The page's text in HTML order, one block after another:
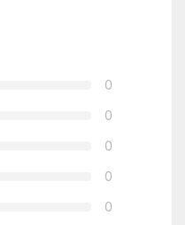
0
0
0
0
0